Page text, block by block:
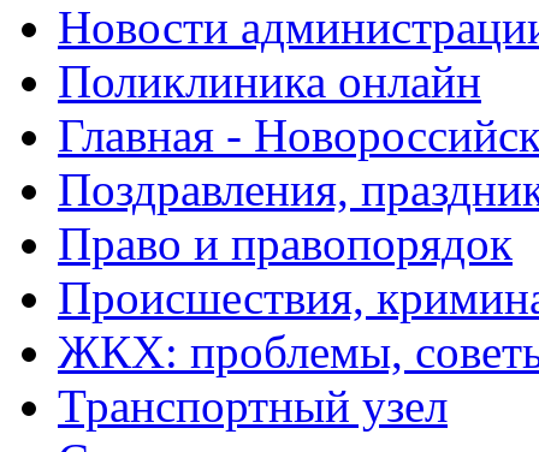
Новости
Поликлиника онлайн
Главная -
Поздравления,
Право и правопорядок
Происшествия,
ЖКХ: проблемы,
Транспортный узел